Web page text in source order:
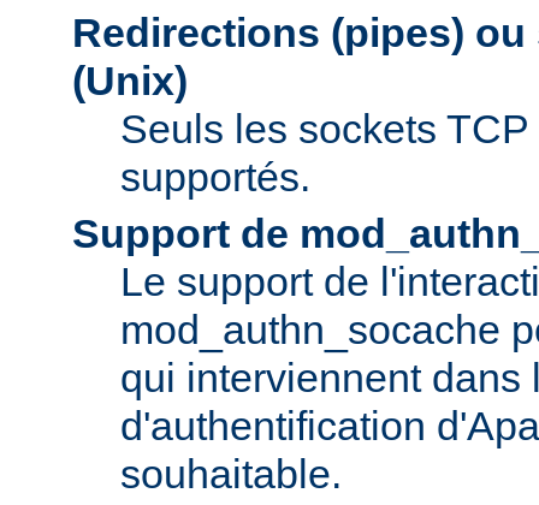
Redirections (pipes)
(Unix)
Seuls les sockets
supportés.
Support de
Le support de
mod_authn_socache
qui interviennent dans
d'authentification
souhaitable.